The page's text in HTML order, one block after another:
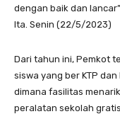
dengan baik dan
Ita. Senin (22/5/2023)
Dari tahun ini, Pemkot
siswa yang ber KTP
dimana fasilitas
peralatan sekolah